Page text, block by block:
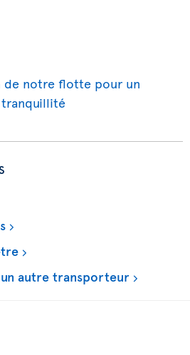
de notre flotte pour un
tranquillité
autre transporteur